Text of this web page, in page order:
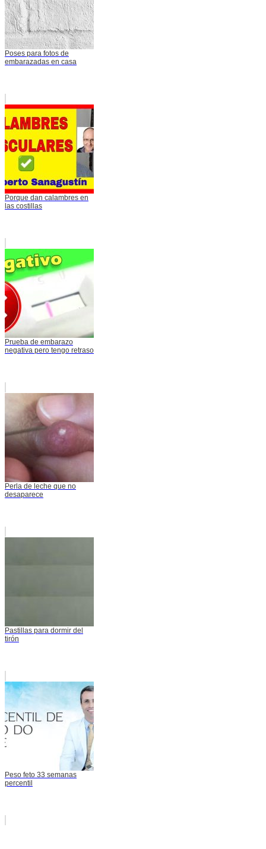
Poses para fotos de
embarazadas en casa
Porque dan calambres en
las costillas
Prueba de embarazo
negativa pero tengo retraso
Perla de leche que no
desaparece
Pastillas para dormir del
tirón
Peso feto 33 semanas
percentil